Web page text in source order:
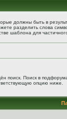
должны быть в
разделить слова
шаблона для
поиск. Поиск в
опцию ниже.